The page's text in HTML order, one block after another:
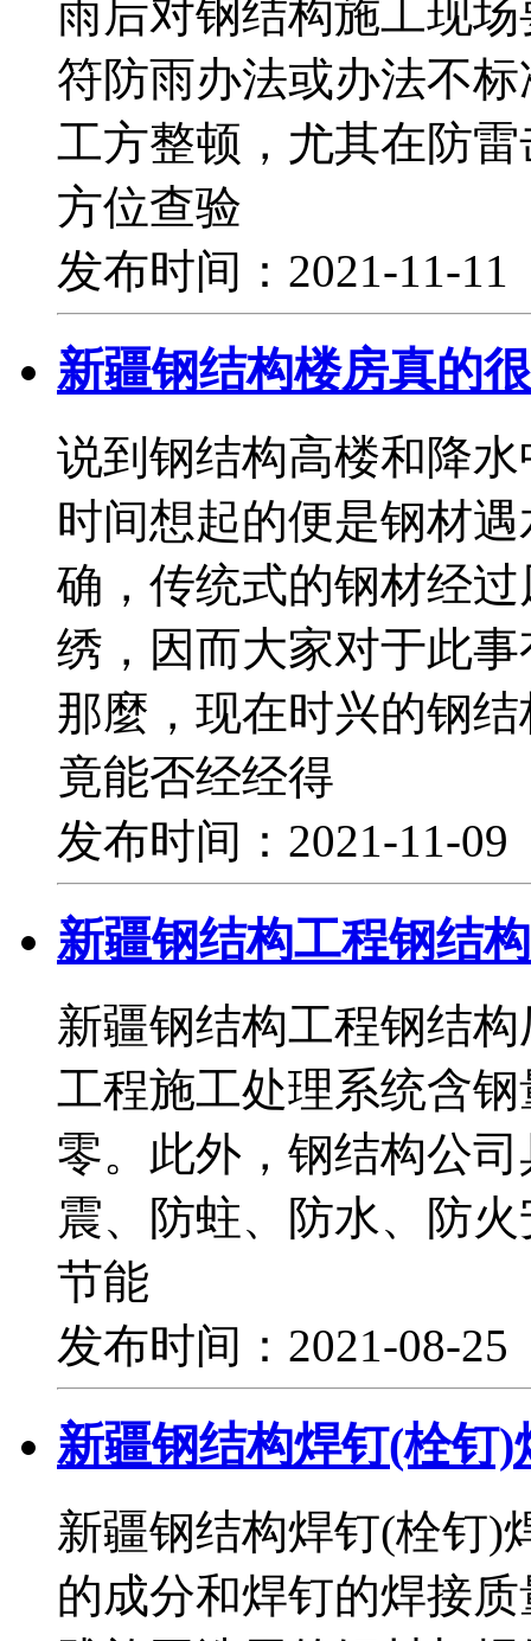
雨后对钢结构施工现
符防雨办法或办法不
工方整顿，尤其在防
方位查验
发布时间：2021-11-
新疆钢结构楼房真的
说到钢结构高楼和降
时间想起的便是钢材
确，传统式的钢材经
绣，因而大家对于此
那麼，现在时兴的钢
竟能否经经得
发布时间：2021-11-
新疆钢结构工程钢结
新疆钢结构工程钢结
工程施工处理系统含
零。此外，钢结构公
震、防蛀、防水、防
节能
发布时间：2021-08-
新疆钢结构焊钉(栓钉
新疆钢结构焊钉(栓钉)
的成分和焊钉的焊接